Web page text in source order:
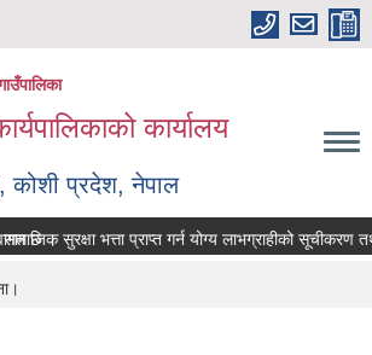
कार्यालय
कोशी प्रदेश, नेपाल
छ । सुरक्षा भत्ता प्राप्‍त गर्न योग्य लाभग्राहीको सूचीकरण